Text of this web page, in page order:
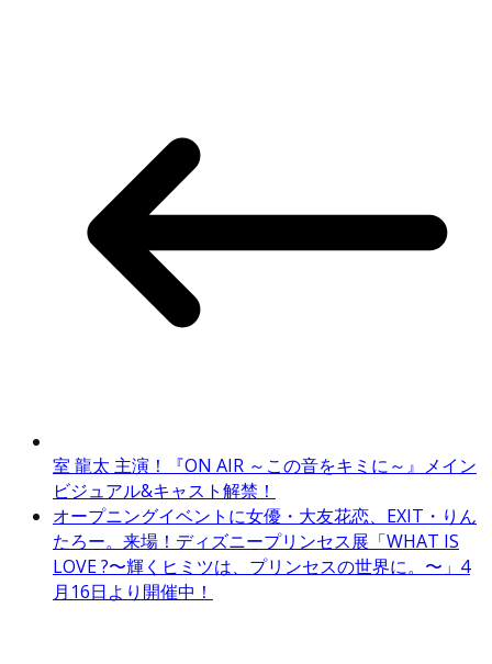
室 龍太 主演！『ON AIR ～この音をキミに～』メイン
ビジュアル&キャスト解禁！
オープニングイベントに女優・大友花恋、EXIT・りん
たろー。来場！ディズニープリンセス展「WHAT IS
LOVE ?〜輝くヒミツは、プリンセスの世界に。〜」4
月16日より開催中！